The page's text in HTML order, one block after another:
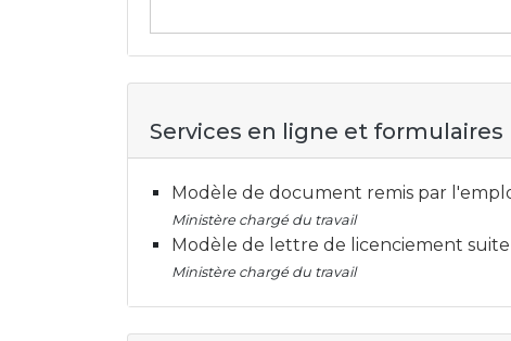
Services en ligne et formulaires
Modèle de document remis par
Ministère chargé du travail
Modèle de lettre de licenciement
Ministère chargé du travail